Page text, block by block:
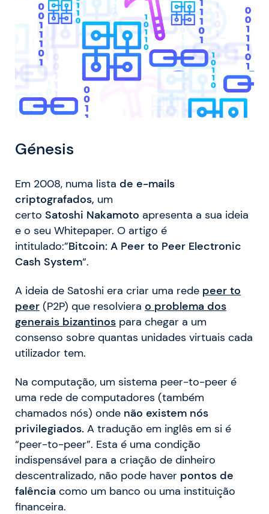
Génesis
Em 2008, numa lista de e-mails
criptografados, um
certo Satoshi Nakamoto apresenta a sua ideia
e o seu Whitepaper. O artigo é
intitulado:”Bitcoin: A Peer to Peer Electronic
Cash System“.
A ideia de Satoshi era criar uma rede peer to
peer (P2P) que resolviera o problema dos
generais bizantinos para chegar a um
consenso sobre quantas unidades virtuais cada
utilizador tem.
Na computação, um sistema peer-to-peer é
uma rede de computadores (também
chamados nós) onde não existem nós
privilegiados. A tradução em inglês em si é
“peer-to-peer”. Esta é uma condição
indispensável para a criação de dinheiro
descentralizado, não pode haver pontos de
falência como um banco ou uma instituição
financeira.